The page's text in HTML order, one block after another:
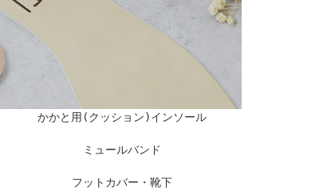
かかと用(クッション)インソール
ミュールバンド
フットカバー・靴下